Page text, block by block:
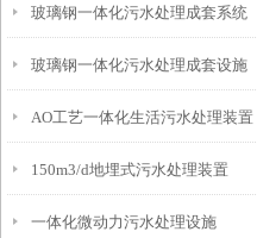
玻璃钢一体化污水处理成套系统
玻璃钢一体化污水处理成套设施
AO工艺一体化生活污水处理装置
150m3/d地埋式污水处理装置
一体化微动力污水处理设施